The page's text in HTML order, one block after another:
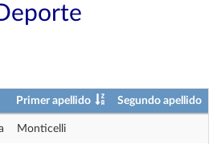
Primer apellido Segundo apellido
Monticelli